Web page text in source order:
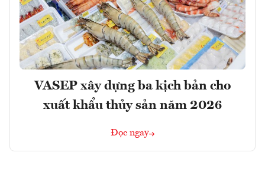
VASEP xây dựng ba kịch bản cho
xuất khẩu thủy sản năm 2026
Đọc ngay